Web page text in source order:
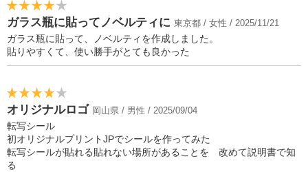
ガラス瓶に貼ってノベルティに 東京都 / 女性 / 2025/11/21
ガラス瓶に貼って、ノベルティを作成しました。
貼りやすくて、使い勝手がとても良かった
オリジナルロゴ 岡山県 / 男性 / 2025/09/04
転写シール
初オリジナルプリントJPでシールを作ってみた
転写シールが貼れる貼れない場所があることを 改めて説明書で知
る